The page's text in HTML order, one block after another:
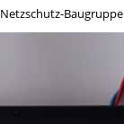
Netzschutz-Baugruppe